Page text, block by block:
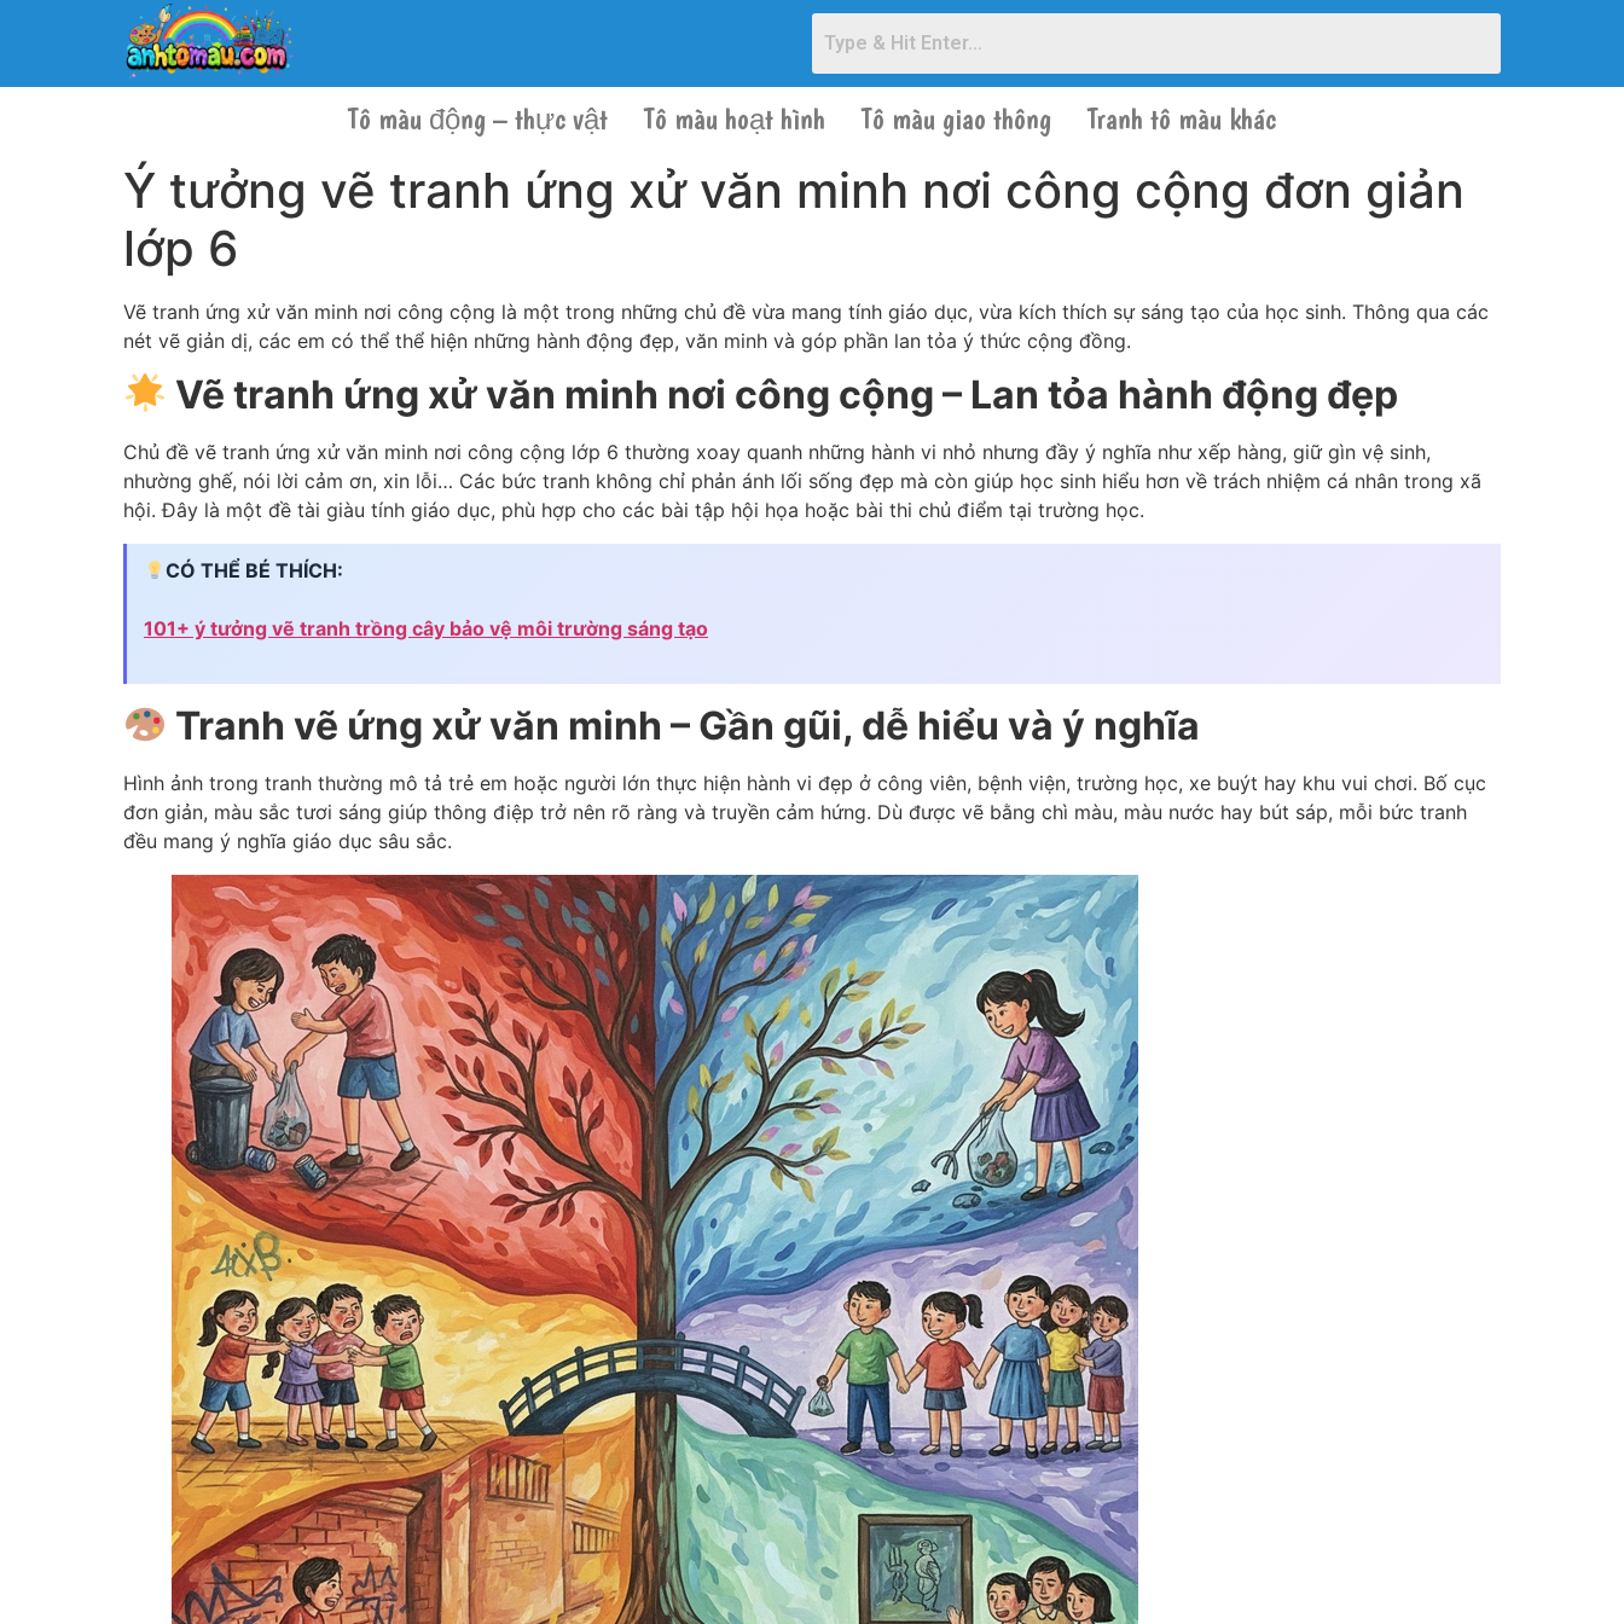
Tô màu động – thực vật Tô màu hoạt hình Tô màu giao thông Tranh tô màu khác
Ý tưởng vẽ tranh ứng xử văn minh nơi công cộng đơn giản
lớp 6
Vẽ tranh ứng xử văn minh nơi công cộng là một trong những chủ đề vừa mang tính giáo dục, vừa kích thích sự sáng tạo của học sinh. Thông qua các
nét vẽ giản dị, các em có thể thể hiện những hành động đẹp, văn minh và góp phần lan tỏa ý thức cộng đồng.
Vẽ tranh ứng xử văn minh nơi công cộng – Lan tỏa hành động đẹp
Chủ đề vẽ tranh ứng xử văn minh nơi công cộng lớp 6 thường xoay quanh những hành vi nhỏ nhưng đầy ý nghĩa như xếp hàng, giữ gìn vệ sinh,
nhường ghế, nói lời cảm ơn, xin lỗi… Các bức tranh không chỉ phản ánh lối sống đẹp mà còn giúp học sinh hiểu hơn về trách nhiệm cá nhân trong xã
hội. Đây là một đề tài giàu tính giáo dục, phù hợp cho các bài tập hội họa hoặc bài thi chủ điểm tại trường học.
CÓ THỂ BÉ THÍCH:
101+ ý tưởng vẽ tranh trồng cây bảo vệ môi trường sáng tạo
Tranh vẽ ứng xử văn minh – Gần gũi, dễ hiểu và ý nghĩa
Hình ảnh trong tranh thường mô tả trẻ em hoặc người lớn thực hiện hành vi đẹp ở công viên, bệnh viện, trường học, xe buýt hay khu vui chơi. Bố cục
đơn giản, màu sắc tươi sáng giúp thông điệp trở nên rõ ràng và truyền cảm hứng. Dù được vẽ bằng chì màu, màu nước hay bút sáp, mỗi bức tranh
đều mang ý nghĩa giáo dục sâu sắc.